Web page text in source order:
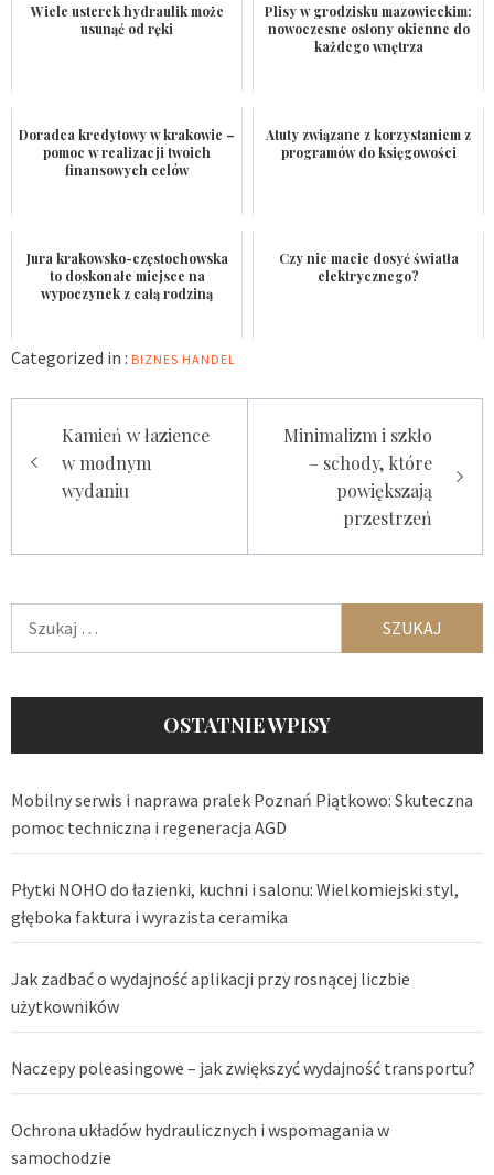
Wiele usterek hydraulik może
usunąć od ręki
Plisy w grodzisku mazowieckim:
nowoczesne osłony okienne do
każdego wnętrza
Doradca kredytowy w krakowie –
pomoc w realizacji twoich
finansowych celów
Atuty związane z korzystaniem z
programów do księgowości
Jura krakowsko-częstochowska
to doskonałe miejsce na
wypoczynek z całą rodziną
Czy nie macie dosyć światła
elektrycznego?
Categorized in : BIZNES HANDEL
wpisuKamień w łazience
w modnym
wydaniu
Minimalizm i szkło
– schody, które
powiększają
przestrzeń
OSTATNIE WPISY
Mobilny serwis i naprawa pralek Poznań Piątkowo: Skuteczna
pomoc techniczna i regeneracja AGD
Płytki NOHO do łazienki, kuchni i salonu: Wielkomiejski styl,
głęboka faktura i wyrazista ceramika
Jak zadbać o wydajność aplikacji przy rosnącej liczbie
użytkowników
Naczepy poleasingowe – jak zwiększyć wydajność transportu?
Ochrona układów hydraulicznych i wspomagania w
samochodzie